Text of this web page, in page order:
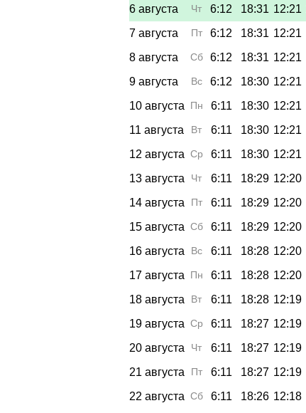
6 августа
Чт 6:12 18:31 12:21
7 августа
Пт 6:12 18:31 12:21
8 августа
Сб 6:12 18:31 12:21
9 августа
Вс 6:12 18:30 12:21
10 августа
Пн 6:11 18:30 12:21
11 августа
Вт 6:11 18:30 12:21
12 августа Ср 6:11 18:30 12:21
13 августа
Чт 6:11 18:29 12:20
14 августа
Пт 6:11 18:29 12:20
15 августа Сб 6:11 18:29 12:20
16 августа
Вс 6:11 18:28 12:20
17 августа
Пн 6:11 18:28 12:20
18 августа
Вт 6:11 18:28 12:19
19 августа Ср 6:11 18:27 12:19
20 августа
Чт 6:11 18:27 12:19
21 августа
Пт 6:11 18:27 12:19
22 августа Сб 6:11 18:26 12:18